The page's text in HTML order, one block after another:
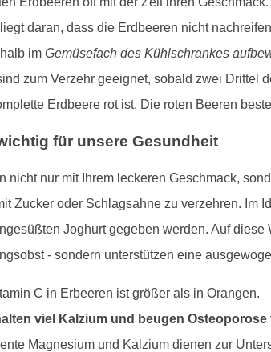
daran, dass die Erdbeeren nicht
im Gemüsefach des Kühlschrankes
zum Verzehr geeignet, sobald zwei Drittel
Erdbeere rot ist. Die roten Beeren
für unsere Gesundheit
nicht nur mit Ihrem leckeren Geschmack,
Zucker oder Schlagsahne zu verzehren. Im
Joghurt gegeben werden. Auf
- sondern unterstützen eine
C in Erbeeren ist größer als in Orangen.
viel Kalzium und beugen Osteoporose
Magnesium und Kalzium dienen zur